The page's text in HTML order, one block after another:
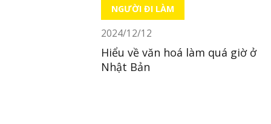
NGƯỜI ĐI LÀM
2024/12/12
Hiểu về văn hoá làm quá giờ ở
Nhật Bản